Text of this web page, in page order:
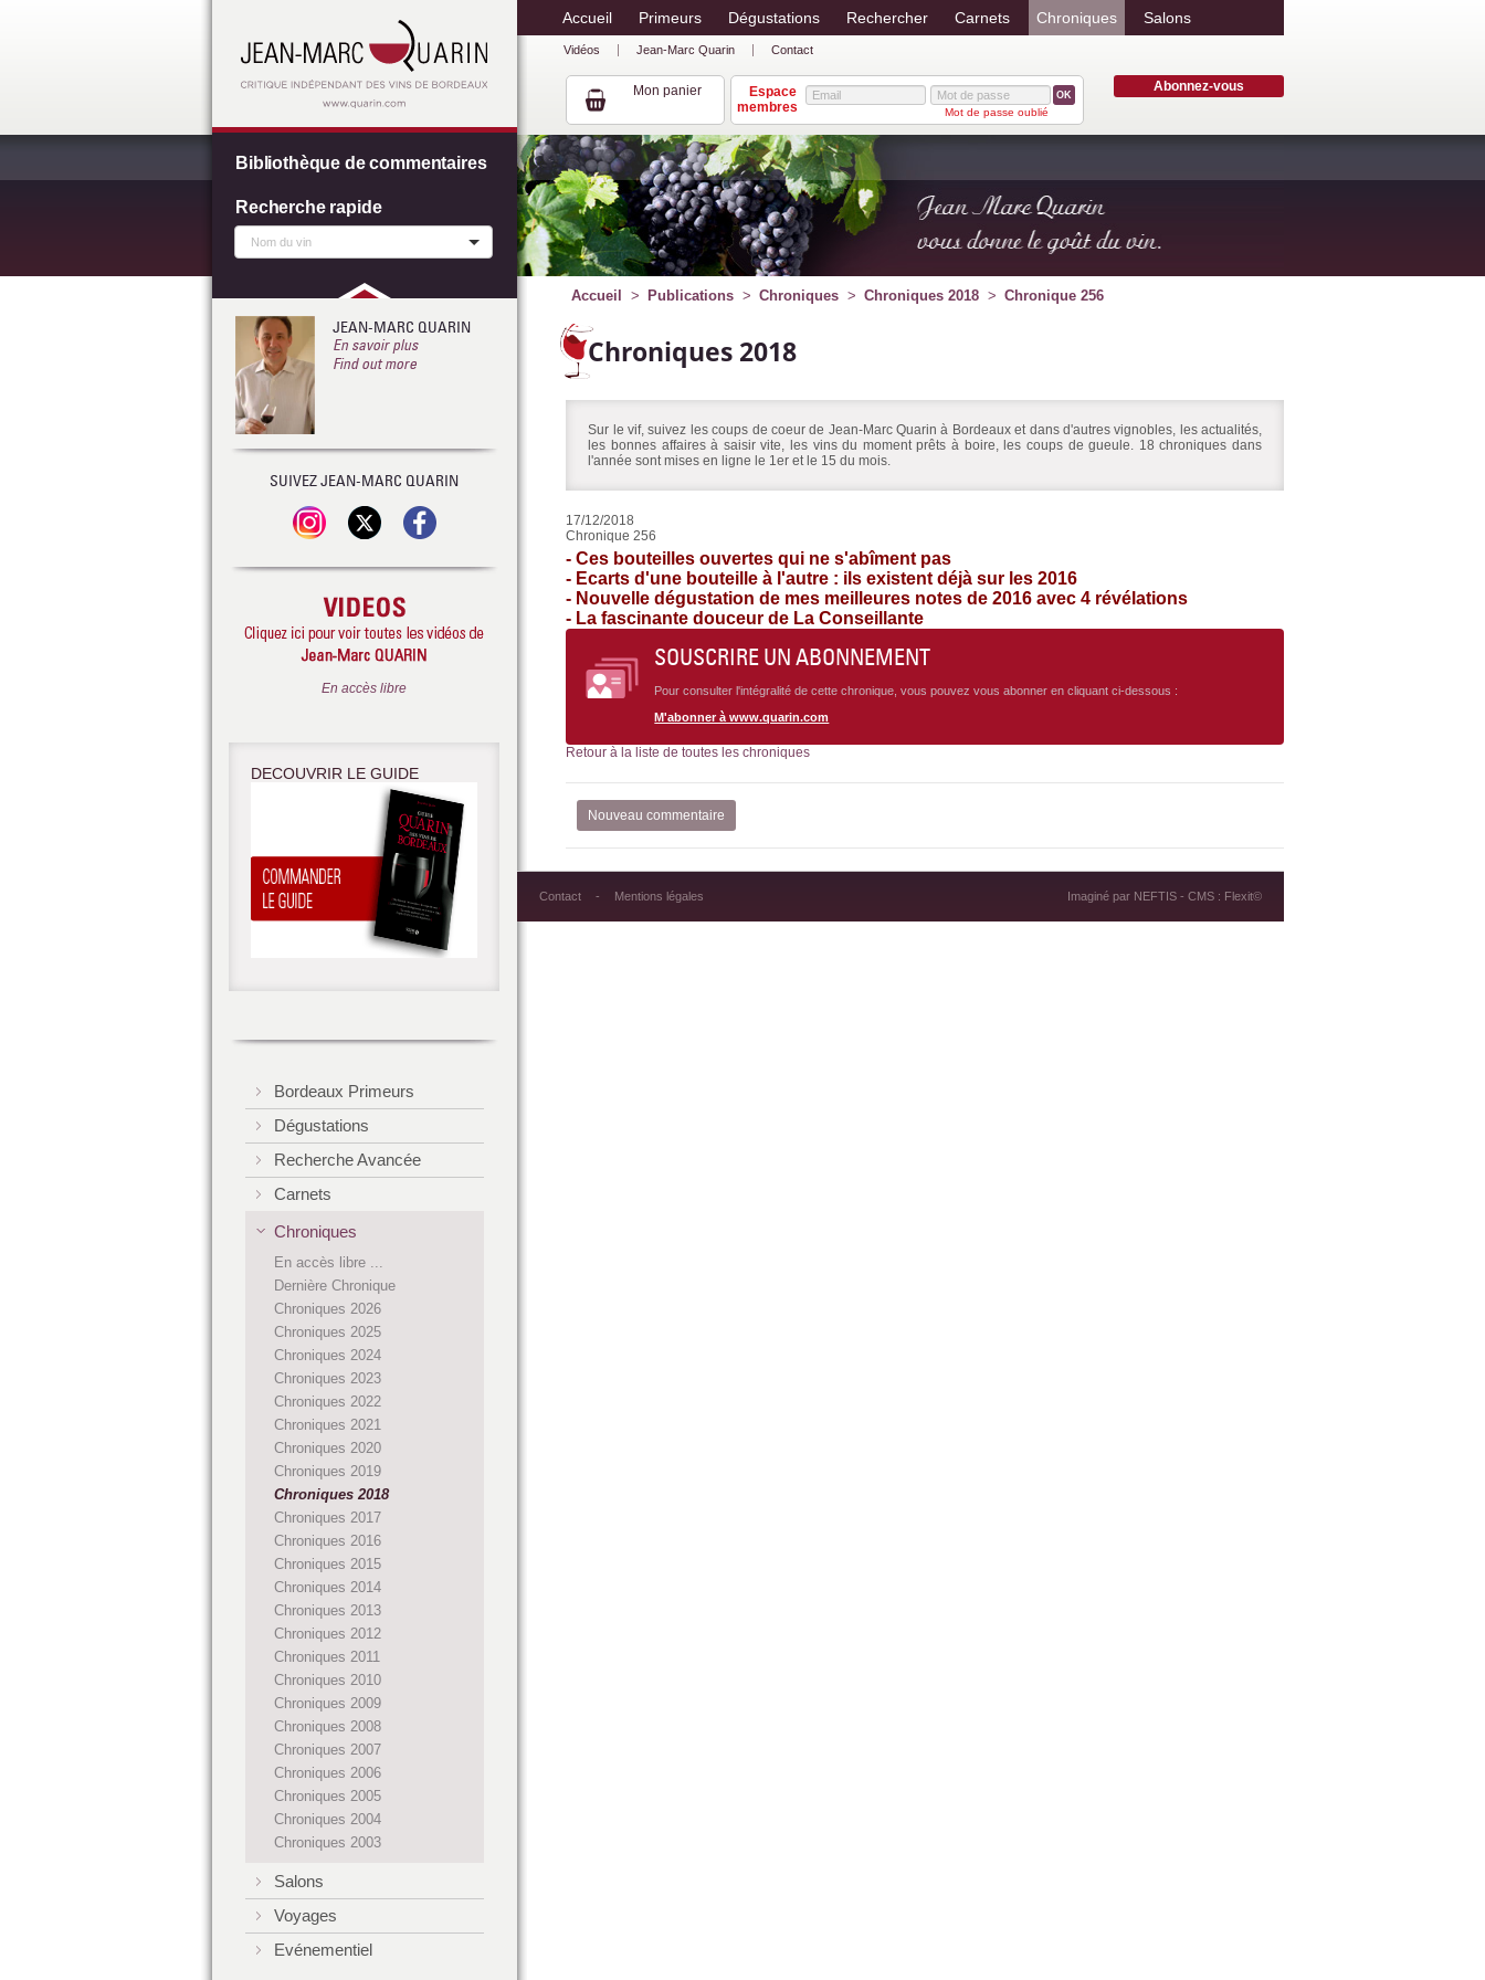
Accueil Primeurs Dégustations Rechercher Carnets Chroniques Salons
Vidéos Jean-Marc Quarin Contact
Mon panier Abonnez-vous
OK
Mot de passe oublié
Espace
membres
Accueil Publications Chroniques Chroniques 2018 Chronique 256
Chroniques 2018
Sur le vif, suivez les coups de coeur de Jean-Marc Quarin à Bordeaux et dans d'autres vignobles, les actualités,
les bonnes affaires à saisir vite, les vins du moment prêts à boire, les coups de gueule. 18 chroniques dans
l'année sont mises en ligne le 1er et le 15 du mois.
17/12/2018
Chronique 256
- Ces bouteilles ouvertes qui ne s'abîment pas
- Ecarts d'une bouteille à l'autre : ils existent déjà sur les 2016
- Nouvelle dégustation de mes meilleures notes de 2016 avec 4 révélations
- La fascinante douceur de La Conseillante
SOUSCRIRE UN ABONNEMENT
Pour consulter l'intégralité de cette chronique, vous pouvez vous abonner en cliquant ci-dessous :
M'abonner à www.quarin.com
Retour à la liste de toutes les chroniques
Nouveau commentaire
Contact Mentions légales Imaginé par NEFTIS- CMS : Flexit©
Bibliothèque de commentaires
Recherche rapide
JEAN-MARC QUARIN
En savoir plus
Find out more
SUIVEZ JEAN-MARC QUARIN
En accès libre
DECOUVRIR LE GUIDE
Bordeaux Primeurs
Dégustations
Recherche Avancée
Carnets
Chroniques
En accès libre ...
Dernière Chronique
Chroniques 2026
Chroniques 2025
Chroniques 2024
Chroniques 2023
Chroniques 2022
Chroniques 2021
Chroniques 2020
Chroniques 2019
Chroniques 2018
Chroniques 2017
Chroniques 2016
Chroniques 2015
Chroniques 2014
Chroniques 2013
Chroniques 2012
Chroniques 2011
Chroniques 2010
Chroniques 2009
Chroniques 2008
Chroniques 2007
Chroniques 2006
Chroniques 2005
Chroniques 2004
Chroniques 2003
Salons
Voyages
Evénementiel